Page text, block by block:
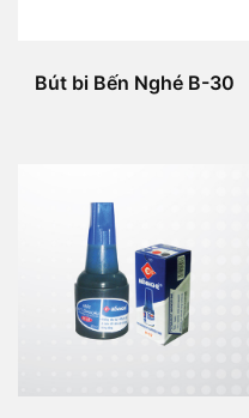
Bút bi Bến Nghé B-30